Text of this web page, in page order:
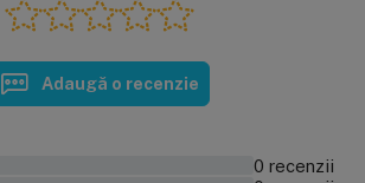
Adaugă o recenzie
0 recenzii